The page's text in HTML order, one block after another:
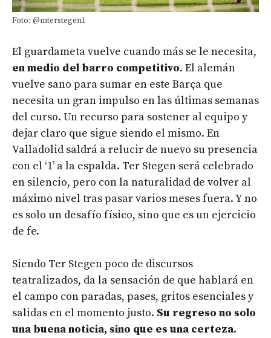
Foto: @mterstegen1
El guardameta vuelve cuando más se le necesita,
en medio del barro competitivo. El alemán
vuelve sano para sumar en este Barça que
necesita un gran impulso en las últimas semanas
del curso. Un recurso para sostener al equipo y
dejar claro que sigue siendo el mismo. En
Valladolid saldrá a relucir de nuevo su presencia
con el ‘1’ a la espalda. Ter Stegen será celebrado
en silencio, pero con la naturalidad de volver al
máximo nivel tras pasar varios meses fuera. Y no
es solo un desafío físico, sino que es un ejercicio
de fe.
Siendo Ter Stegen poco de discursos
teatralizados, da la sensación de que hablará en
el campo con paradas, pases, gritos esenciales y
salidas en el momento justo. Su regreso no solo
una buena noticia, sino que es una certeza.